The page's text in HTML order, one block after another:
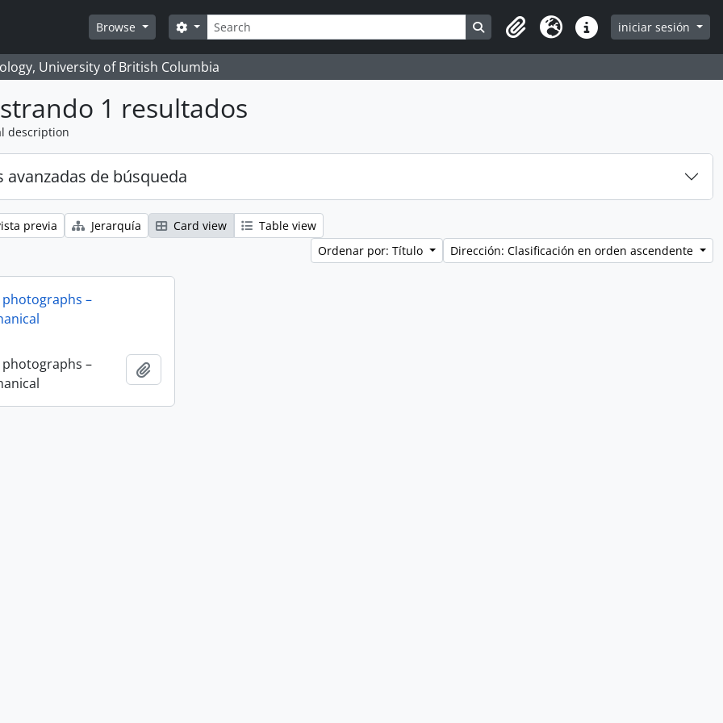
Browse
Búsqueda
Search options Search in browse page
Clipboard
Idioma Enlaces rápidos
iniciar sesión
University of British Columbia
1 resultados
description
avanzadas de búsqueda
previa Jerarquía Card view
Table view
Ordenar por: Título
Dirección: Clasificación en orden ascendente
–
–